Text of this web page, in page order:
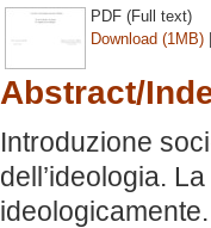
PDF (Full text)
Download (1MB)
Abstract/
Introduzione
dell’ideologia.